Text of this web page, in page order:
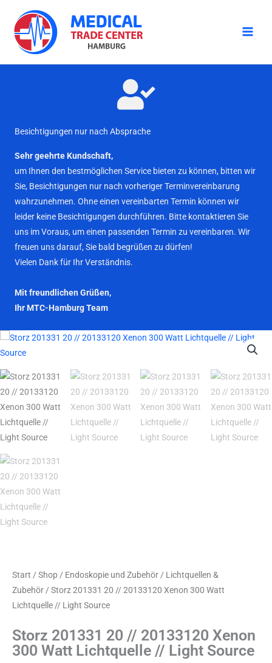
Inhalt
springen
Besichtigungen nur nach Absprache
Sehr geehrte Kundschaft,
um Ihnen den bestmöglichen Service bieten zu können, bitten wir
Sie, Besichtigungen nur nach vorheriger Terminvereinbarung
wahrzunehmen. Ohne einen vereinbarten Termin können wir
leider keine Besichtigungen durchführen. Bitte kontaktieren Sie
uns im Voraus, um einen passenden Termin zu vereinbaren. Wir
freuen uns darauf, Sie bald begrüßen zu dürfen!
Vielen Dank für Ihr Verständnis.
Mit freundlichen Grüßen,
Ihr MTC-Hamburg Team
Start / Shop / Endoskopie und Zubehör / Lichtquellen &
Zubehör / Storz 201331 20 // 20133120 Xenon 300 Watt
Lichtquelle // Light Source
Storz 201331 20 // 20133120 Xenon
300 Watt Lichtquelle // Light Source